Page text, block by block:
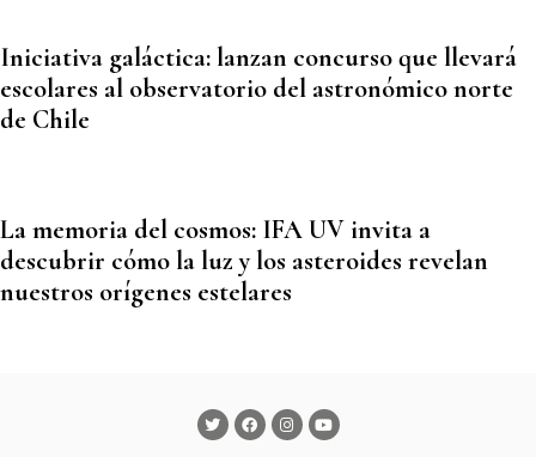
Iniciativa galáctica: lanzan concurso que llevará
escolares al observatorio del astronómico norte
de Chile
La memoria del cosmos: IFA UV invita a
descubrir cómo la luz y los asteroides revelan
nuestros orígenes estelares